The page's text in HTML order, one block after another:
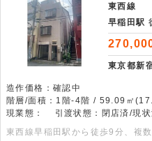
東西線
早稲田駅
東京都新
造作価格：確認中
階層/面積：1階-4階 / 59.09㎡
現業態：
引渡状態：閉店済/現状
東西線早稲田駅から徒歩9分、複